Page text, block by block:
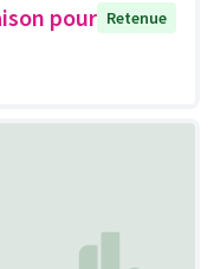
pour Retenue